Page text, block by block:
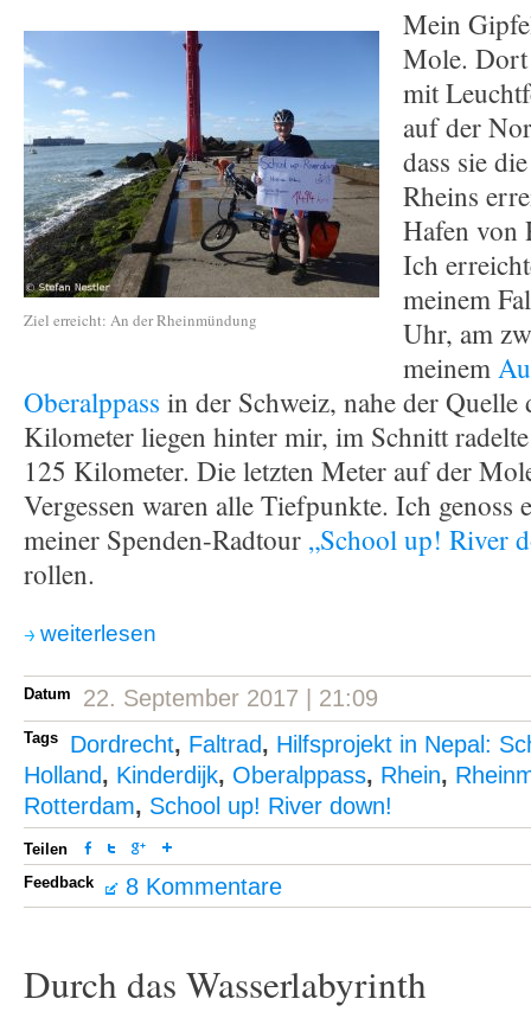
Ziel erreicht: An der Rheinmündung
Mein
Mole.
mit
auf der
dass sie
Rheins
Hafen von
Ich
meinem
Uhr, am
meinem
Oberalppass in der Schweiz, nahe der Quelle
Kilometer liegen hinter mir, im Schnitt
125 Kilometer. Die letzten Meter auf der
Vergessen waren alle Tiefpunkte. Ich genoss
meiner Spenden-Radtour „School up! River
rollen.
weiterlesen
Datum 22. September 2017 | 21:09
Tags Dordrecht, Faltrad, Hilfsprojekt in Nepal:
Holland, Kinderdijk, Oberalppass, Rhein,
Rotterdam, School up! River down!
Teilen
Feedback
8 Kommentare
Durch das Wasserlabyrinth